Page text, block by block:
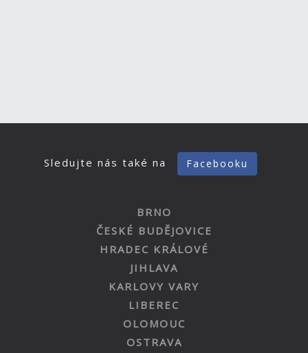
Sledujte nás také na Facebooku
BRNO
ČESKÉ BUDĚJOVICE
HRADEC KRÁLOVÉ
JIHLAVA
KARLOVY VARY
LIBEREC
OLOMOUC
OSTRAVA